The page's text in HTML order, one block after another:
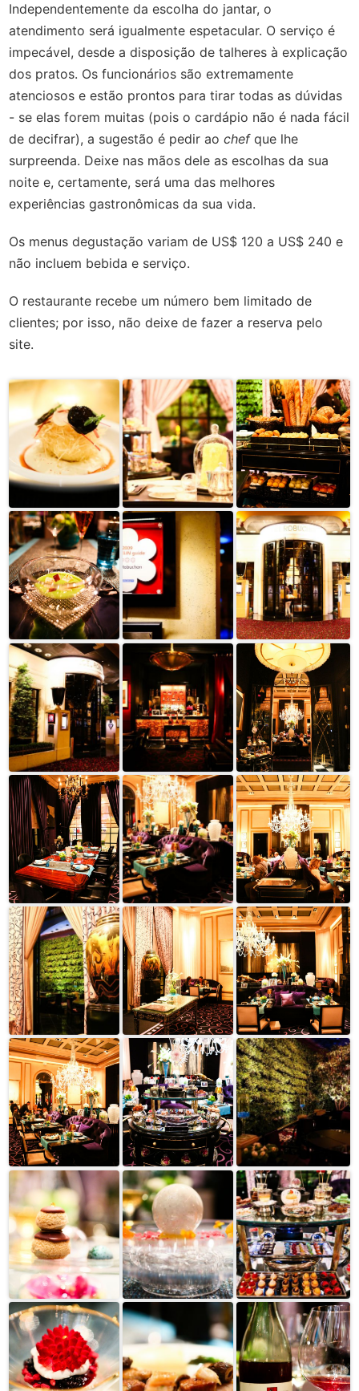
Independentemente da escolha do jantar, o
atendimento será igualmente espetacular. O serviço é
impecável, desde a disposição de talheres à explicação
dos pratos. Os funcionários são extremamente
atenciosos e estão prontos para tirar todas as dúvidas
- se elas forem muitas (pois o cardápio não é nada fácil
de decifrar), a sugestão é pedir aochefque lhe
surpreenda. Deixe nas mãos dele as escolhas da sua
noite e, certamente, será uma das melhores
experiências gastronômicas da sua vida.
Os menus degustação variam de US$ 120 a US$ 240 e
não incluem bebida e serviço.
O restaurante recebe um número bem limitado de
clientes; por isso, não deixe de fazer a reserva pelo
site.